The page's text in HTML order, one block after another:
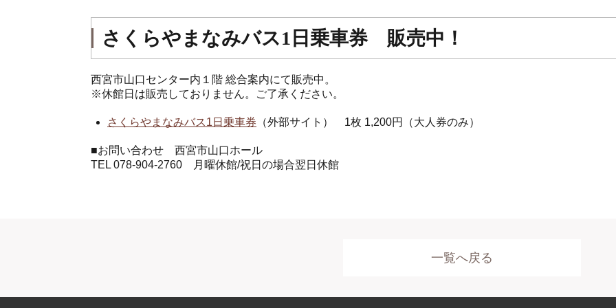
さくらやまなみバス1日乗車券 販売中！
西宮市山口センター内１階 総合案内にて販売中。
※休館日は販売しておりません。ご了承ください。
さくらやまなみバス1日乗車券 （外部サイト） 1枚 1,200円（大人券のみ）
■お問い合わせ 西宮市山口ホール
TEL 078-904-2760 月曜休館/祝日の場合翌日休館
一覧へ戻る